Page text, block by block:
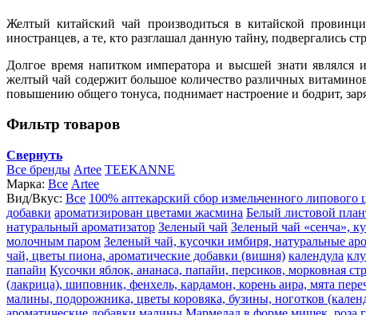
Желтый китайский чай производиться в китайской
иностранцев, а те, кто разглашал данную тайну, подвергались
Долгое время напитком императора и высшей знати являлся
желтый чай содержит большое количество различных
повышению общего тонуса, поднимает настроение и бодрит,
Фильтр товаров
Свернуть
Все бренды Artee TEEKANNE
Марка: Все Artee
Вид/Вкус: Все 100% аптекарский сбор измельченного липового
добавки ароматизирован цветами жасмина Белый листовой
натуральный ароматизатор Зеленый чай Зеленый чай «сенча»,
молочным паром Зеленый чай, кусочки имбиря, натуральные
чай, цветы пиона, ароматические добавки (вишня) календула
папайи Кусочки яблок, ананаса, папайи, персиков, морковная
(лакрица), шиповник, фенхель, кардамон, корень аира, мята
малины, подорожника, цветы коровяка, бузины, ноготков